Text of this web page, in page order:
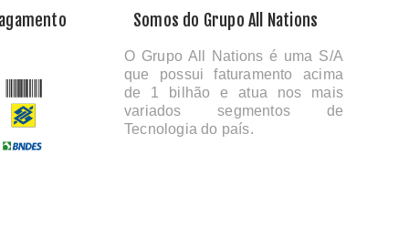
Somos do Grupo All Nations
O Grupo All Nations é uma S/A
que possui faturamento acima
de 1 bilhão e atua nos mais
variados segmentos de
Tecnologia do país.